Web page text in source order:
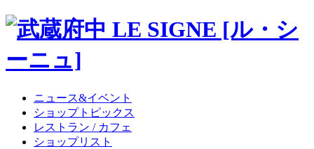
ニュース&イベント
ショップトピックス
レストラン / カフェ
ショップリスト